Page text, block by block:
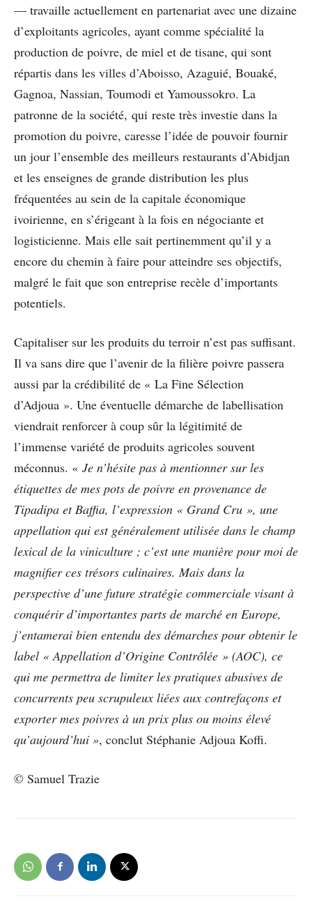
— travaille actuellement en partenariat avec une dizaine
d’exploitants agricoles, ayant comme spécialité la
production de poivre, de miel et de tisane, qui sont
répartis dans les villes d’Aboisso, Azaguié, Bouaké,
Gagnoa, Nassian, Toumodi et Yamoussokro. La
patronne de la société, qui reste très investie dans la
promotion du poivre, caresse l’idée de pouvoir fournir
un jour l’ensemble des meilleurs restaurants d’Abidjan
et les enseignes de grande distribution les plus
fréquentées au sein de la capitale économique
ivoirienne, en s’érigeant à la fois en négociante et
logisticienne. Mais elle sait pertinemment qu’il y a
encore du chemin à faire pour atteindre ses objectifs,
malgré le fait que son entreprise recèle d’importants
potentiels.
Capitaliser sur les produits du terroir n’est pas suffisant.
Il va sans dire que l’avenir de la filière poivre passera
aussi par la crédibilité de « La Fine Sélection
d’Adjoua ». Une éventuelle démarche de labellisation
viendrait renforcer à coup sûr la légitimité de
l’immense variété de produits agricoles souvent
méconnus. « Je n’hésite pas à mentionner sur les
étiquettes de mes pots de poivre en provenance de
Tipadipa et Baffia, l’expression « Grand Cru », une
appellation qui est généralement utilisée dans le champ
lexical de la viniculture ; c’est une manière pour moi de
magnifier ces trésors culinaires. Mais dans la
perspective d’une future stratégie commerciale visant à
conquérir d’importantes parts de marché en Europe,
j’entamerai bien entendu des démarches pour obtenir le
label « Appellation d’Origine Contrôlée » (AOC), ce
qui me permettra de limiter les pratiques abusives de
concurrents peu scrupuleux liées aux contrefaçons et
exporter mes poivres à un prix plus ou moins élevé
qu’aujourd’hui », conclut Stéphanie Adjoua Koffi.
© Samuel Trazie